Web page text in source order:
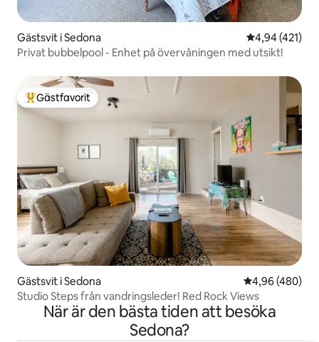
Gästsvit i Sedona 4,94 av 5 i
4,94 (421)
Privat bubbelpool - Enhet på övervåningen med utsikt!
Populär gästfavorit
Gästfavorit
Gästsvit i Sedona 4,96 av 5 i
4,96 (480)
Studio Steps från vandringsleder! Red Rock Views
När är den bästa tiden att besöka
Sedona?